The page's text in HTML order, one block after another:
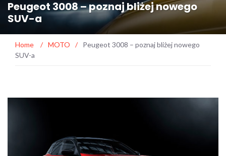
Peugeot 3008 – poznaj bliżej nowego
SUV-a
Home / MOTO /
Peugeot 3008 – poznaj bliżej nowego
SUV-a